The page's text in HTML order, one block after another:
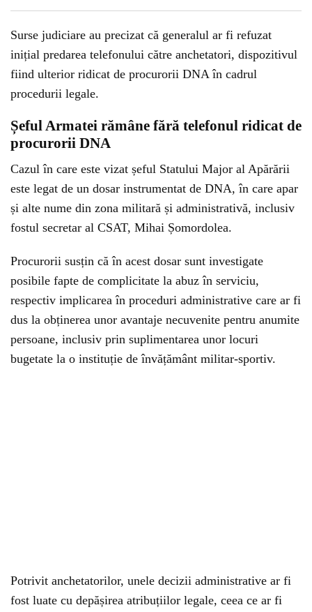
Surse judiciare au precizat că generalul ar fi refuzat
inițial predarea telefonului către anchetatori, dispozitivul
fiind ulterior ridicat de procurorii DNA în cadrul
procedurii legale.
Șeful Armatei rămâne fără telefonul ridicat de
procurorii DNA
Cazul în care este vizat șeful Statului Major al Apărării
este legat de un dosar instrumentat de DNA, în care apar
și alte nume din zona militară și administrativă, inclusiv
fostul secretar al CSAT, Mihai Șomordolea.
Procurorii susțin că în acest dosar sunt investigate
posibile fapte de complicitate la abuz în serviciu,
respectiv implicarea în proceduri administrative care ar fi
dus la obținerea unor avantaje necuvenite pentru anumite
persoane, inclusiv prin suplimentarea unor locuri
bugetate la o instituție de învățământ militar-sportiv.
Potrivit anchetatorilor, unele decizii administrative ar fi
fost luate cu depășirea atribuțiilor legale, ceea ce ar fi